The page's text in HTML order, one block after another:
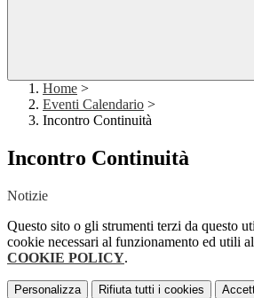
Home >
Eventi Calendario >
Incontro Continuità
Incontro Continuità
Notizie
Questo sito o gli strumenti terzi da questo
cookie necessari al funzionamento ed utili
COOKIE POLICY.
Personalizza Rifiuta tutti i cookies